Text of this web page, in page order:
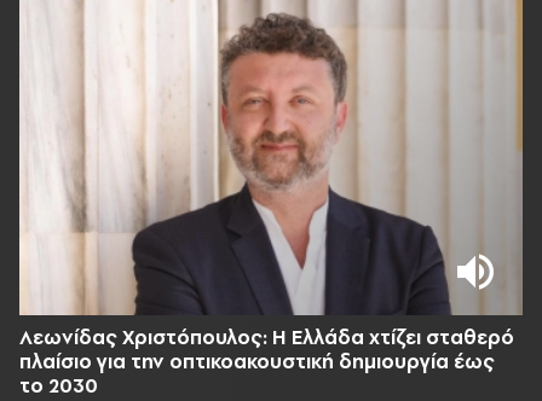
Λεωνίδας Χριστόπουλος: Η Ελλάδα χτίζει σταθερό
πλαίσιο για την οπτικοακουστική δημιουργία έως
το 2030